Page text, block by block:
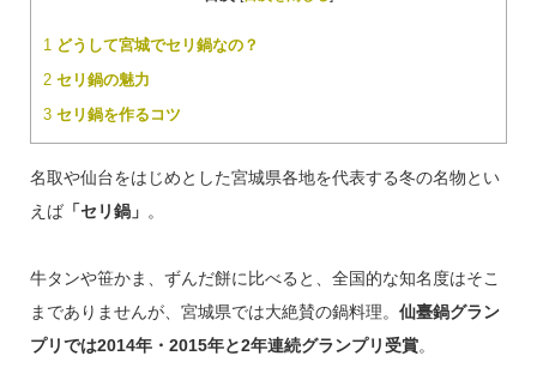
1 どうして宮城でセリ鍋なの？
2セリ鍋の魅力
3セリ鍋を作るコツ
名取や仙台をはじめとした宮城県各地を代表する冬の名物とい
えば「セリ鍋」 。
牛タンや笹かま、ずんだ餅に比べると、全国的な知名度はそこ
までありませんが、宮城県では大絶賛の鍋料理。 仙臺鍋グラン
プリでは2014年・2015年と2年連続グランプリ受賞。